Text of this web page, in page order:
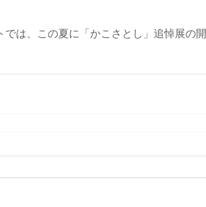
は、この夏に「かこさとし」追悼展の